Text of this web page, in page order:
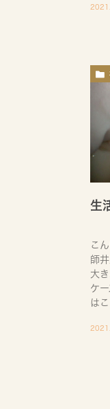
生
こ
師
大
ケ
は